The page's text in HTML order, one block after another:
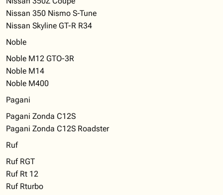
Nissan 350 Nismo S-Tune
Nissan Skyline GT-R R34
Noble
Noble M12 GTO-3R
Noble M14
Noble M400
Pagani
Pagani Zonda C12S
Pagani Zonda C12S Roadster
Ruf
Ruf RGT
Ruf Rt 12
Ruf Rturbo